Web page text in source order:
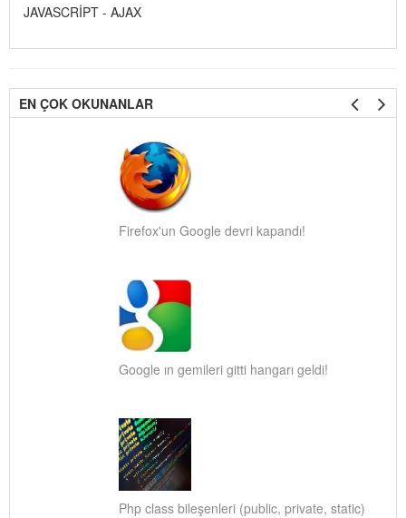
JAVASCRİPT - AJAX
EN ÇOK OKUNANLAR
Firefox'un Google devri kapandı!
Google ın gemileri gitti hangarı geldi!
Php class bileşenleri (public, private, static)